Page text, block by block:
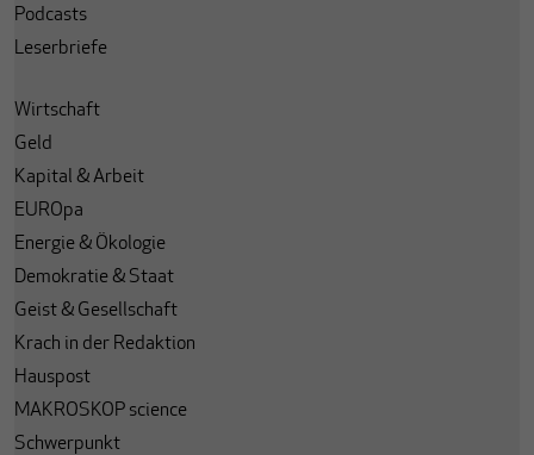
Podcasts
Leserbriefe
Wirtschaft
Geld
Kapital & Arbeit
EUROpa
Energie & Ökologie
Demokratie & Staat
Geist & Gesellschaft
Krach in der Redaktion
Hauspost
MAKROSKOP science
Schwerpunkt